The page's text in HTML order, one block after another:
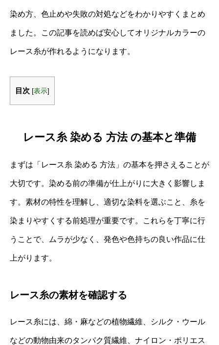
染め方、色止めや失敗の対処などをわかりやすくまとめ
ました。この記事を読めば安心してオリジナルカラーの
レース糸が作れるようになります。
目次 [表示]
レース糸 染める 方法 の基本と準備
まずは「レース糸 染める 方法」の基本を押さえることが
大切です。染める前の準備が仕上がりに大きく影響しま
す。素材の特性を理解し、適切な染料を選ぶこと、糸を
染まりやすくする前処理が重要です。これらを丁寧に行
うことで、ムラが少なく、発色や色持ちの良い作品に仕
上がります。
レース糸の素材を確認する
レース糸には、綿・麻などの植物繊維、シルク・ウール
などの動物由来のタンパク質繊維、ナイロン・ポリエス